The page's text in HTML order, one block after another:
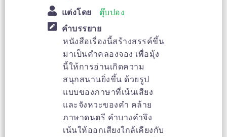
แต่งโดย
ตุ๊บปอง
คำบรรยาย
หนังสือเรื่องนี้สร้างสรรค์ขึ้น
มาเป็นคำคลองจอง เพื่อมุ้ง
นี้ให้การอ่านเกิดความ
สนุกสนานยิ่งขึ้น ด้วยรูป
แบบของภาษาที่เน้นเสียง
และจังหวะของคำ คล้าย
ภาษาดนตรี คำบางคำจึง
เน้นให้ออกเสียงใกล้เคียงกับ